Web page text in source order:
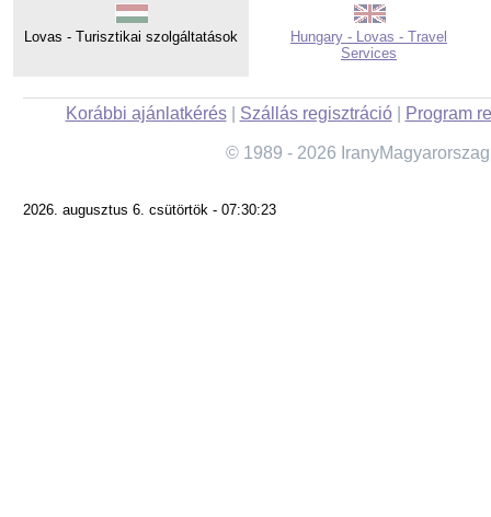
Lovas - Turisztikai szolgáltatások
Hungary - Lovas - Travel
Services
Korábbi ajánlatkérés| Szállás regisztráció| Program
© 1989 - 2026
2026. augusztus 6. csütörtök - 07:30:23